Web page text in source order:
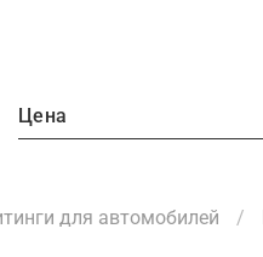
Цена
для автомобилей